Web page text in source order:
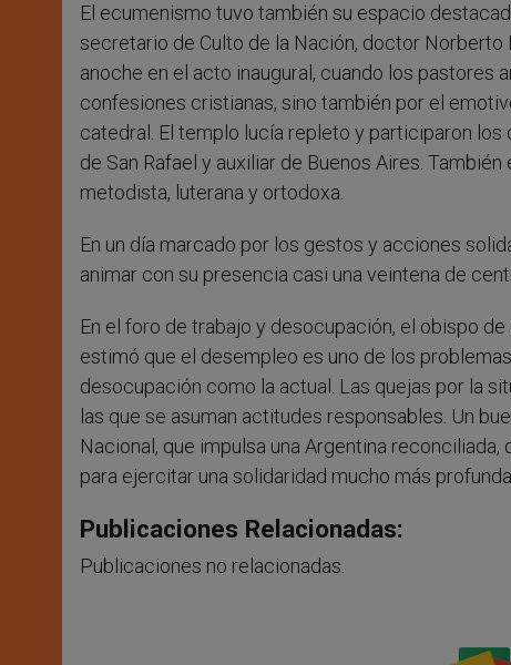
El ecumenismo tuvo también su espacio
secretario de Culto de la Nación, doctor Norberto
anoche en el acto inaugural, cuando los pastores
confesiones cristianas, sino también por el
catedral. El templo lucía repleto y participaron
de San Rafael y auxiliar de Buenos Aires.
metodista, luterana y ortodoxa.
En un día marcado por los gestos y acciones
animar con su presencia casi una veintena de
En el foro de trabajo y desocupación, el obispo
estimó que el desempleo es uno de los
desocupación como la actual. Las quejas por la
las que se asuman actitudes responsables. Un
Nacional, que impulsa una Argentina
para ejercitar una solidaridad mucho más
Publicaciones Relacionadas:
Publicaciones no relacionadas.